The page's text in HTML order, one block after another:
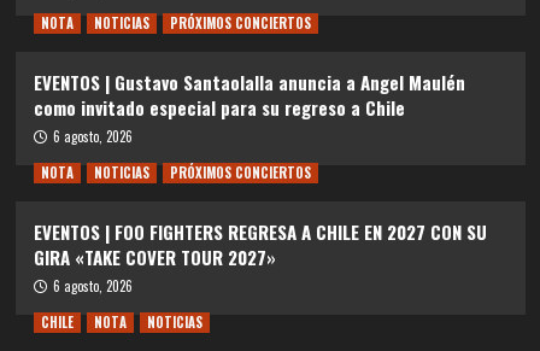
NOTA
NOTICIAS PRÓXIMOS CONCIERTOS
EVENTOS | Gustavo Santaolalla anuncia a Angel Maulén
como invitado especial para su regreso a Chile
6 agosto, 2026
NOTA
NOTICIAS PRÓXIMOS CONCIERTOS
EVENTOS | FOO FIGHTERS REGRESA A CHILE EN 2027 CON SU
GIRA «TAKE COVER TOUR 2027»
6 agosto, 2026
CHILE
NOTA NOTICIAS